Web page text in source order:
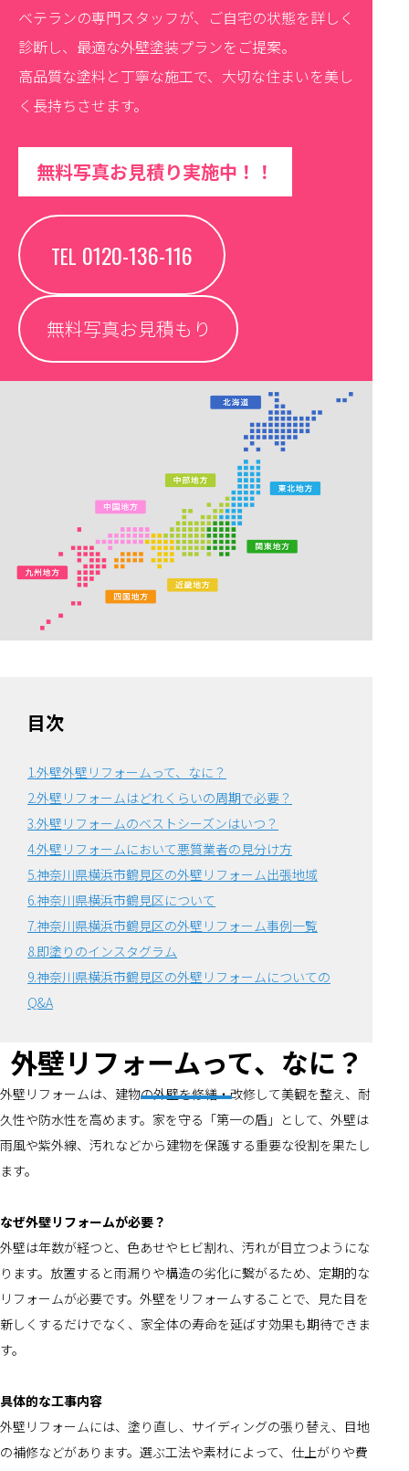
ベテランの専門スタッフが、ご自宅の状態を詳しく
診断し、最適な外壁塗装プランをご提案。
高品質な塗料と丁寧な施工で、大切な住まいを美し
く長持ちさせます。
無料写真お見積り実施中！！
TEL 0120-136-116
無料写真お見積もり
目次
1.外壁外壁リフォームって、なに？
2.外壁リフォームはどれくらいの周期で必要？
3.外壁リフォームのベストシーズンはいつ？
4.外壁リフォームにおいて悪質業者の見分け方
5.神奈川県横浜市鶴見区の外壁リフォーム出張地域
6.神奈川県横浜市鶴見区について
7.神奈川県横浜市鶴見区の外壁リフォーム事例一覧
8.即塗りのインスタグラム
9.神奈川県横浜市鶴見区の外壁リフォームについての
Q&A
外壁リフォームって、なに？
外壁リフォームは、建物の外壁を修繕・改修して美観を整え、耐
久性や防水性を高めます。家を守る「第一の盾」として、外壁は
雨風や紫外線、汚れなどから建物を保護する重要な役割を果たし
ます。
なぜ外壁リフォームが必要？
外壁は年数が経つと、色あせやヒビ割れ、汚れが目立つようにな
ります。放置すると雨漏りや構造の劣化に繋がるため、定期的な
リフォームが必要です。外壁をリフォームすることで、見た目を
新しくするだけでなく、家全体の寿命を延ばす効果も期待できま
す。
具体的な工事内容
外壁リフォームには、塗り直し、サイディングの張り替え、目地
の補修などがあります。選ぶ工法や素材によって、仕上がりや費